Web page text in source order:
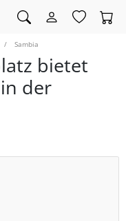
Sambia
bietet
der